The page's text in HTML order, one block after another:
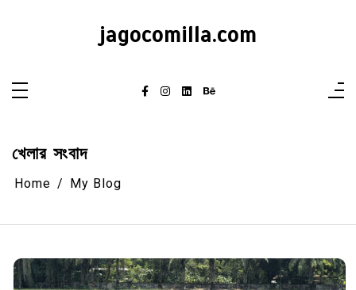
jagocomilla.com
খেলার সংবাদ
Home My Blog